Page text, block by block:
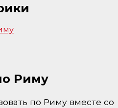
Риму
по Риму вместе со